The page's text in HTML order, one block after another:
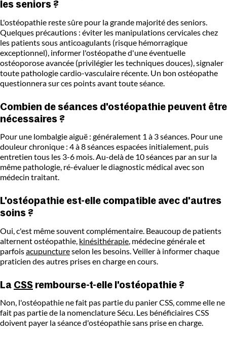
les seniors ?
L'ostéopathie reste sûre pour la grande majorité des seniors.
Quelques précautions : éviter les manipulations cervicales chez
les patients sous anticoagulants (risque hémorragique
exceptionnel), informer l'ostéopathe d'une éventuelle
ostéoporose avancée (privilégier les techniques douces), signaler
toute pathologie cardio-vasculaire récente. Un bon ostéopathe
questionnera sur ces points avant toute séance.
Combien de séances d'ostéopathie peuvent être
nécessaires ?
Pour une lombalgie aiguë : généralement 1 à 3 séances. Pour une
douleur chronique : 4 à 8 séances espacées initialement, puis
entretien tous les 3-6 mois. Au-delà de 10 séances par an sur la
même pathologie, ré-évaluer le diagnostic médical avec son
médecin traitant.
L'ostéopathie est-elle compatible avec d'autres
soins ?
Oui, c'est même souvent complémentaire. Beaucoup de patients
alternent ostéopathie, kinésithérapie , médecine générale et
parfoisacupunctureselon les besoins. Veiller à informer chaque
praticien des autres prises en charge en cours.
La CSS rembourse-t-elle l'ostéopathie ?
Non, l'ostéopathie ne fait pas partie du panier CSS, comme elle ne
fait pas partie de la nomenclature Sécu. Les bénéficiaires CSS
doivent payer la séance d'ostéopathie sans prise en charge.